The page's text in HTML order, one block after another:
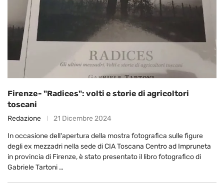
Firenze- "Radices": volti e storie di agricoltori
toscani
Redazione 21 Dicembre 2024
In occasione dell'apertura della mostra fotografica sulle figure
degli ex mezzadri nella sede di CIA Toscana Centro ad Impruneta
in provincia di Firenze, è stato presentato il libro fotografico di
Gabriele Tartoni …